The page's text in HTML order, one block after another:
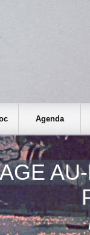
Agenda